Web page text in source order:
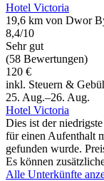
Hotel Victoria
19,6 km von Dwor
8,4/10
Sehr gut
(58 Bewertungen)
120 €
inkl. Steuern &
25. Aug.–26. Aug.
Hotel Victoria
Dies ist der
für einen Aufenthalt
gefunden wurde.
Es können
Alle Unterkünfte